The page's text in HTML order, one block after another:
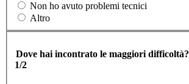
Non ho avuto problemi tecnici
Altro
Dove hai incontrato le maggiori difficoltà?
1/2